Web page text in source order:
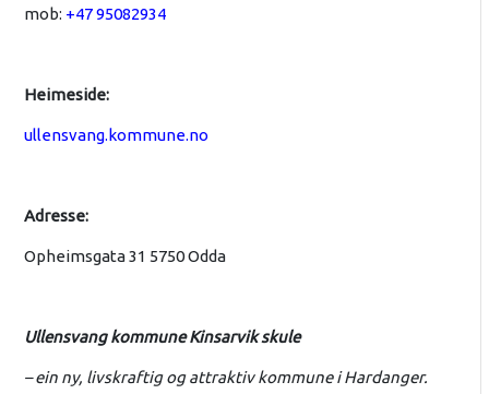
mob: +47 95082934
Heimeside:
ullensvang.kommune.no
Adresse:
Opheimsgata 31 5750 Odda
Ullensvang kommune Kinsarvik skule
– ein ny, livskraftig og attraktiv kommune i Hardanger.